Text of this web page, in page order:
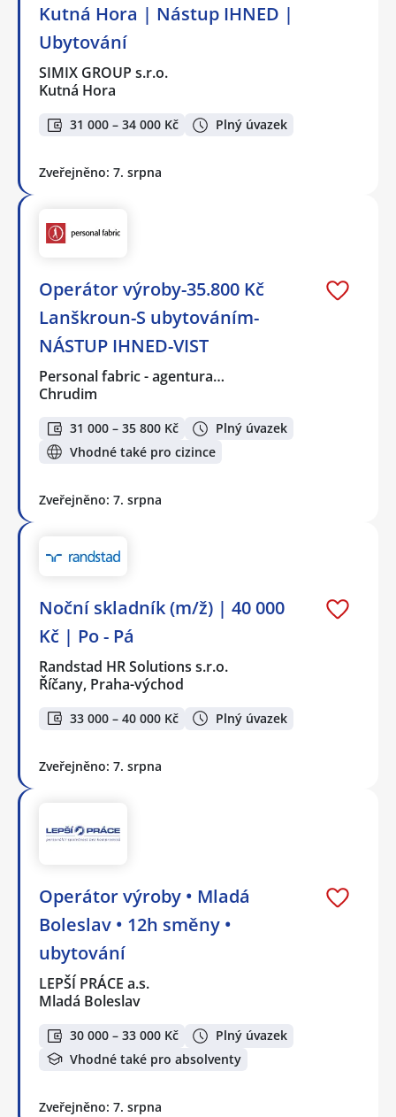
Kutná Hora | Nástup IHNED |
Ubytování
SIMIX GROUP s.r.o.
Kutná Hora
31 000 – 34 000 Kč Plný úvazek
Zveřejněno: 7. srpna
Operátor výroby-35.800 Kč
Lanškroun-S ubytováním-
NÁSTUP IHNED-VIST
Personal fabric - agentura…
Chrudim
31 000 – 35 800 Kč
Plný úvazek
Vhodné také pro cizince
Zveřejněno: 7. srpna
Noční skladník (m/ž) | 40 000
Kč | Po - Pá
Randstad HR Solutions s.r.o.
Říčany, Praha-východ
33 000 – 40 000 Kč Plný úvazek
Zveřejněno: 7. srpna
Operátor výroby • Mladá
Boleslav • 12h směny •
ubytování
LEPŠÍ PRÁCE a.s.
Mladá Boleslav
30 000 – 33 000 Kč
Plný úvazek
Vhodné také pro absolventy
Zveřejněno: 7. srpna